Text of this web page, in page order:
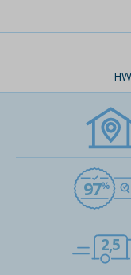
97
2,5